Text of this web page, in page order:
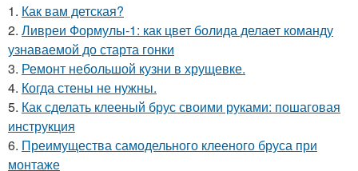
1. Как вам детская?
2. Ливреи Формулы-1: как цвет болида делает команду
узнаваемой до старта гонки
3. Ремонт небольшой кузни в хрущевке.
4. Когда стены не нужны.
5. Как сделать клееный брус своими руками: пошаговая
инструкция
6. Преимущества самодельного клееного бруса при
монтаже